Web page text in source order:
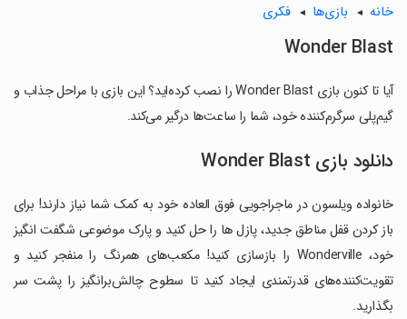
خانه بازی‌ها فکری
Wonder Blast
آیا تا کنون بازی Wonder Blast را نصب کرده‌اید؟ این بازی با مراحل جذاب و
گیم‌پلی سرگرم‌کننده خود، شما را ساعت‌ها درگیر می‌کند.
دانلود بازی Wonder Blast
خانواده ویلسون در ماجراجویی فوق العاده خود به کمک شما نیاز دارند! برای
باز کردن قفل مناطق جدید، پازل ها را حل کنید و پارک موضوعی شگفت انگیز
خود، Wonderville را بازسازی کنید! مکعب‌های همرنگ را منفجر کنید و
تقویت‌کننده‌های قدرتمندی ایجاد کنید تا سطوح چالش‌برانگیز را پشت سر
بگذارید.